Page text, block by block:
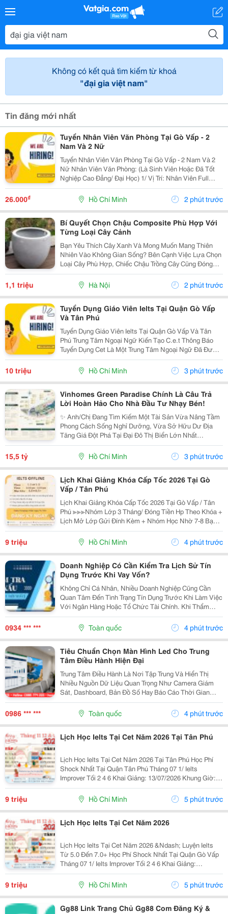
Không có kết quả tìm kiếm từ khoá
"đại gia việt nam"
Tin đăng mới nhất
Tuyển Nhân Viên Văn Phòng Tại Gò Vấp - 2
Nam Và 2 Nữ
Tuyển Nhân Viên Văn Phòng Tại Gò Vấp - 2 Nam Và 2
Nữ Nhân Viên Văn Phòng: (Là Sinh Viên Hoặc Đã Tốt
Nghiệp Cao Đẳng/ Đại Học) 1/ Vị Trí: Nhân Viên Full
Time (2 Nam 2 Nữ) Ca Làm: 13:00 Đến 21:00 (1 Tháng
Được Nghỉ Phép 1 Ngày, Và Hưởng Các Ngày...
26.000₫ Hồ Chí Minh 2 phút trước
Bí Quyết Chọn Chậu Composite Phù Hợp Với
Từng Loại Cây Cảnh
Bạn Yêu Thích Cây Xanh Và Mong Muốn Mang Thiên
Nhiên Vào Không Gian Sống? Bên Cạnh Việc Lựa Chọn
Loại Cây Phù Hợp, Chiếc Chậu Trồng Cây Cũng Đóng
Vai Trò Vô Cùng Quan Trọng. Không Chỉ Là Nơi Giúp
Cây Phát Triển Khỏe Mạnh, Chậu Còn Góp Phần Tạo
Nên Vẻ...
1,1 triệu Hà Nội 2 phút trước
Tuyển Dụng Giáo Viên Ielts Tại Quận Gò Vấp
Và Tân Phú
Tuyển Dụng Giáo Viên Ielts Tại Quận Gò Vấp Và Tân
Phú Trung Tâm Ngoại Ngữ Kiến Tạo C.e.t Thông Báo
Tuyển Dụng Cet Là Một Trung Tâm Ngoại Ngữ Đã Được
Thành Lập 16 Năm Chuyên Về Chương Trình Anh Văn
Học Thuật Ielts &Ndash; Toefl Ibt. Trung Tâm...
10 triệu Hồ Chí Minh 3 phút trước
Vinhomes Green Paradise Chính Là Câu Trả
Lời Hoàn Hảo Cho Nhà Đầu Tư Nhạy Bén!
✨ Anh/Chị Đang Tìm Kiếm Một Tài Sản Vừa Nâng Tầm
Phong Cách Sống Nghỉ Dưỡng, Vừa Sở Hữu Dư Địa
Tăng Giá Đột Phá Tại Đại Đô Thị Biển Lớn Nhất
Tp.hcm? Sx11-10 - Phân Khu The Haven Bay (Vịnh
Tiên) - Vinhomes Green Paradise Chính Là Câu Trả Lời
Hoàn...
15,5 tỷ Hồ Chí Minh 3 phút trước
Lịch Khai Giảng Khóa Cấp Tốc 2026 Tại Gò
Vấp / Tân Phú
Lịch Khai Giảng Khóa Cấp Tốc 2026 Tại Gò Vấp / Tân
Phú ≫≫≫Nhóm Lớp 3 Tháng/ Đóng Tiền Hp Theo Khóa +
Lịch Mở Lớp Gửi Đính Kèm + Nhóm Học Nhờ 7-8 Bạn/
Lớp + Giáo Trình Ielts Có Band Điểm Lộ Trình, Sách
Nước Ngoài Bám Sát + Chia Đều 4 Kỹ...
9 triệu Hồ Chí Minh 4 phút trước
Doanh Nghiệp Có Cần Kiểm Tra Lịch Sử Tín
Dụng Trước Khi Vay Vốn?
Không Chỉ Cá Nhân, Nhiều Doanh Nghiệp Cũng Cần
Quan Tâm Đến Tình Trạng Tín Dụng Trước Khi Làm Việc
Với Ngân Hàng Hoặc Tổ Chức Tài Chính. Khi Thẩm
Định Hồ Sơ Vay Vốn, Ngoài Báo Cáo Tài Chính Và Tài
Sản Bảo Đảm, Ngân Hàng Còn Xem Xét Lịch Sử Tín
Dụng...
0934 *** *** Toàn quốc 4 phút trước
Tiêu Chuẩn Chọn Màn Hình Led Cho Trung
Tâm Điều Hành Hiện Đại
Trung Tâm Điều Hành Là Nơi Tập Trung Và Hiển Thị
Nhiều Nguồn Dữ Liệu Quan Trọng Như Camera Giám
Sát, Dashboard, Bản Đồ Số Hay Báo Cáo Thời Gian
Thực. Vì Vậy, Việc Lựa Chọn Màn Hình Led Phù Hợp Sẽ
Ảnh Hưởng Trực Tiếp Đến Hiệu Quả Giám Sát Và Khả
Năng...
0986 *** *** Toàn quốc 4 phút trước
Lịch Học Ielts Tại Cet Năm 2026 Tại Tân Phú
Lịch Học Ielts Tại Cet Năm 2026 Tại Tân Phú Học Phí
Shock Nhất Tại Quận Tân Phú Tháng 07 1/ Ielts
Improver Tối 2 4 6 Khai Giảng: 13/07/2026 Khung Giờ:
18:00 Đến 21:00 Học Phí Ưu Đãi 5% Khi Đăng Ký 2/ Ielts
Basic Tối 3 5 7 Khai...
9 triệu Hồ Chí Minh 5 phút trước
Lịch Học Ielts Tại Cet Năm 2026
Lịch Học Ielts Tại Cet Năm 2026 &Ndash; Luyện Ielts
Từ 5.0 Đến 7.0+ Học Phí Shock Nhất Tại Quận Gò Vấp
Tháng 07 1/ Ielts Improver Tối 2 4 6 Khai Giảng:
13/07/2026 Khung Giờ: 18:00 Đến 21:00 Học Phí Ưu Đãi
5% Khi Đăng Ký 2/ Ielts...
9 triệu Hồ Chí Minh 5 phút trước
Gg88 Link Trang Chủ Gg88 Com Đăng Ký &